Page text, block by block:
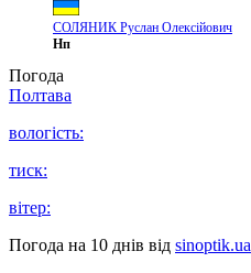
СОЛЯНИК Руслан Олексійович
Нп
Погода
Полтава
вологість:
тиск:
вітер:
Погода на 10 днів від sinoptik.ua